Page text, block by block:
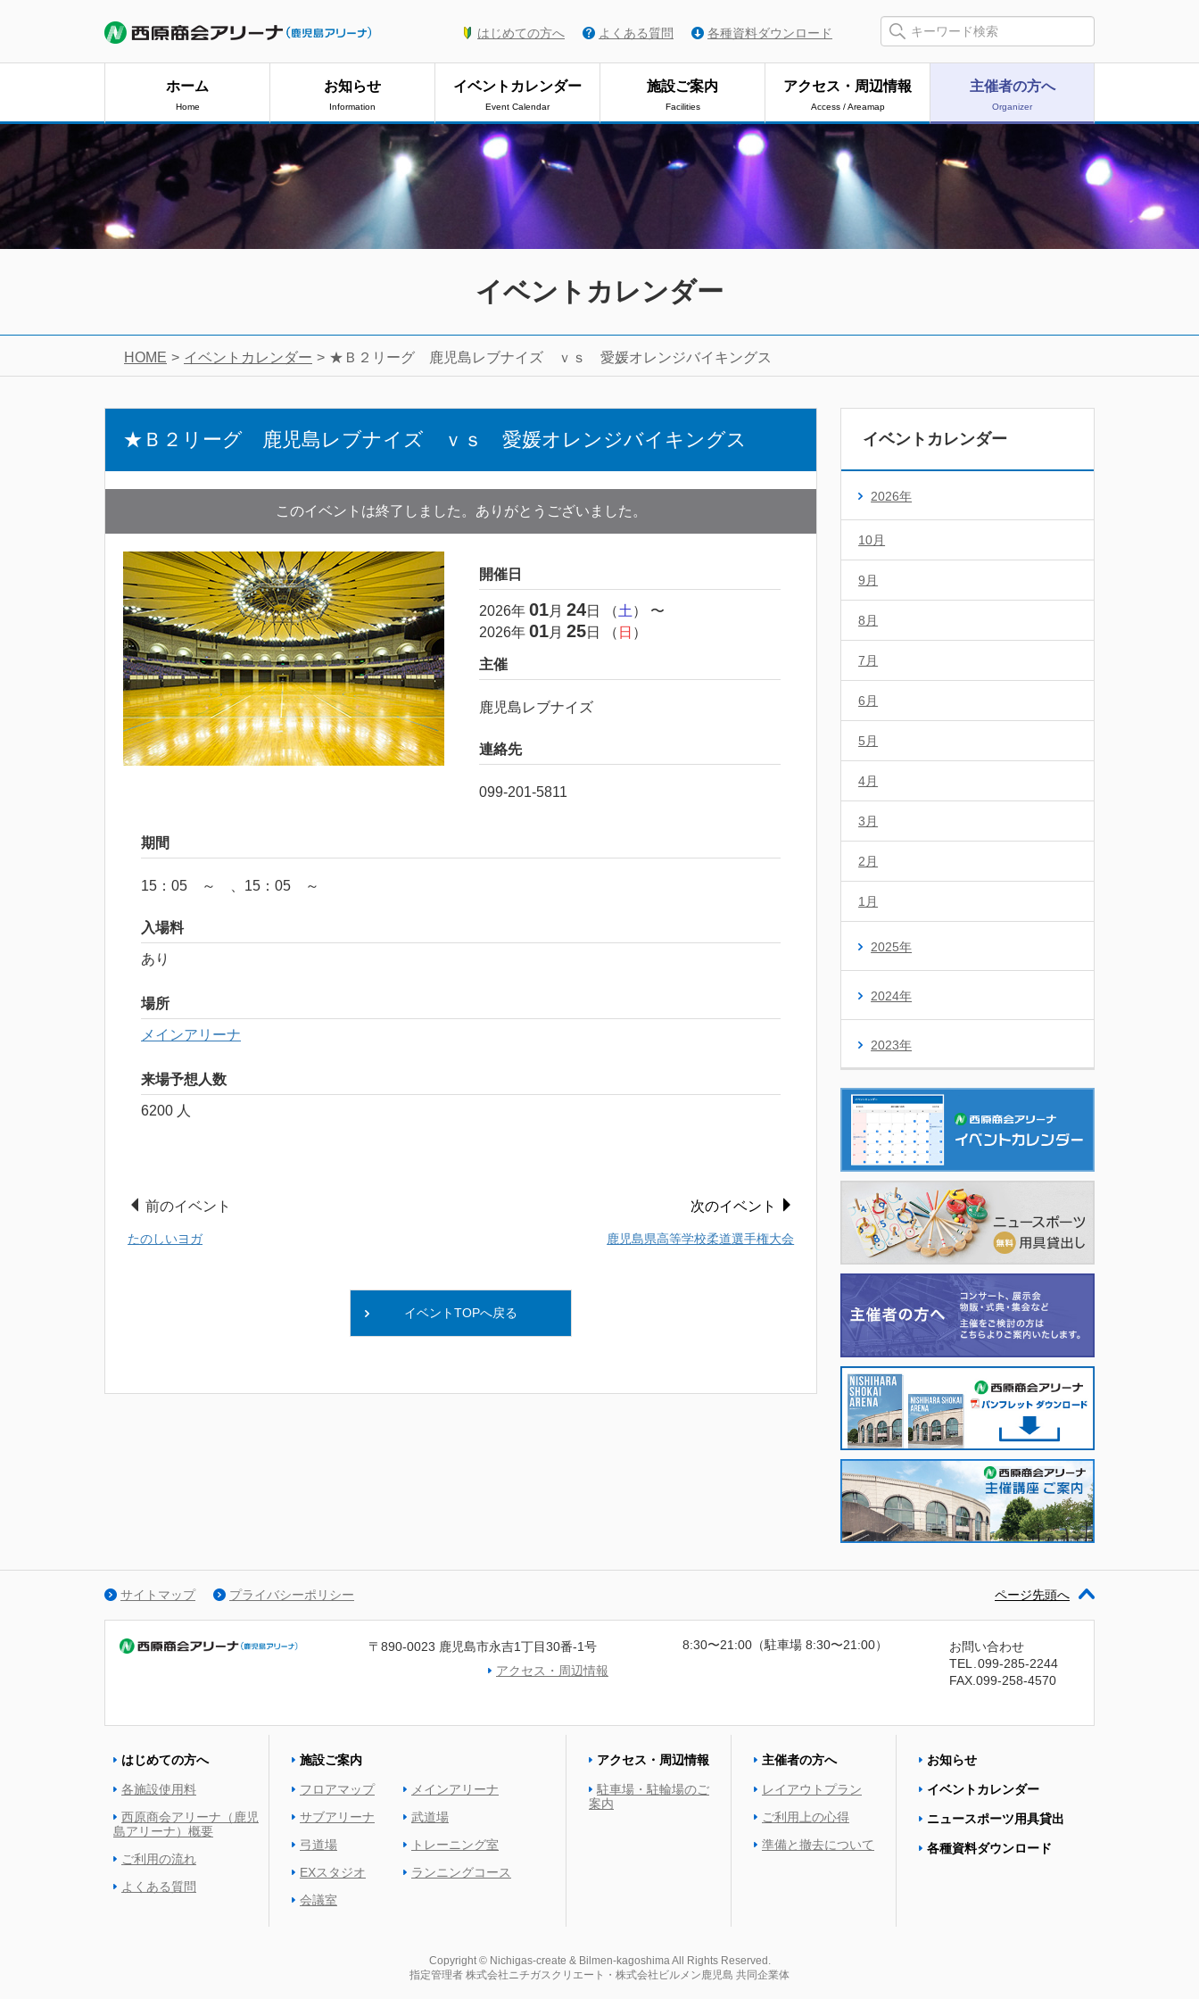
はじめての方へ よくある質問 各種資料ダウンロード
ホーム
Home
お知らせ
Information
イベントカレンダー
Event Calendar
施設ご案内
Facilities
アクセス・周辺情報
Access / Areamap
主催者の方へ
Organizer
イベントカレンダー
HOME イベントカレンダー ★Ｂ２リーグ 鹿児島レブナイズ ｖｓ 愛媛オレンジバイキングス
★Ｂ２リーグ 鹿児島レブナイズ ｖｓ 愛媛オレンジバイキングス
このイベントは終了しました。ありがとうございました。
開催日
2026年 01月 24日 （土 ） 〜
2026年 01月 25日 （ 日 ）
主催
鹿児島レブナイズ
連絡先
099-201-5811
期間
15：05 ～ 、15：05 ～
入場料
あり
場所
メインアリーナ
来場予想人数
6200 人
前のイベント
たのしいヨガ
次のイベント
鹿児島県高等学校柔道選手権大会
イベントTOPへ戻る
イベントカレンダー
2026年
10月
9月
8月
7月
6月
5月
4月
3月
2月
1月
2025年
2024年
2023年
サイトマップ プライバシーポリシー ページ先頭へ
〒890-0023 鹿児島市永吉1丁目30番-1号
アクセス・周辺情報
8:30〜21:00（駐車場 8:30〜21:00）
お問い合わせ
TEL
099-285-2244
FAX.099-258-4570
はじめての方へ
各施設使用料
西原商会アリーナ（鹿児
島アリーナ）概要
ご利用の流れ
よくある質問
施設ご案内
フロアマップ
サブアリーナ
弓道場
EXスタジオ
会議室
メインアリーナ
武道場
トレーニング室
ランニングコース
アクセス・周辺情報
駐車場・駐輪場のご
案内
主催者の方へ
レイアウトプラン
ご利用上の心得
準備と撤去について
お知らせ
イベントカレンダー
ニュースポーツ用具貸出
各種資料ダウンロード
Copyright © Nichigas-create & Bilmen-kagoshima All Rights Reserved.
指定管理者 株式会社ニチガスクリエート・株式会社ビルメン鹿児島 共同企業体